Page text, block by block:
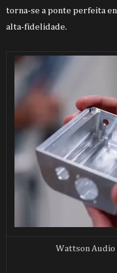
torna-se a ponte perfeita
alta-fidelidade.
Wattson Audio